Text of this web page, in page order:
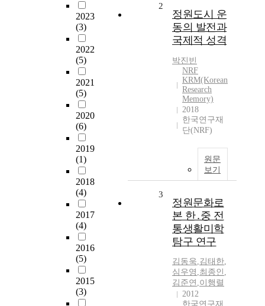
2023
(3)
2022
(5)
2021
(5)
2020
(6)
2019
(1)
2018
(4)
2017
(4)
2016
(5)
2015
(3)
2
정원도시 운
동의 발전과
국제적 성격
박진빈
NRF
KRM(Korean
Research
Memory)
2018
한국연구재
단(NRF)
원문
보기
3
정원문화로
본 한․중 전
통생활미학
탐구 연구
김동욱,김태한,
심우영 ,최종인 ,
김준연 ,이행렬
2012
한국연구재